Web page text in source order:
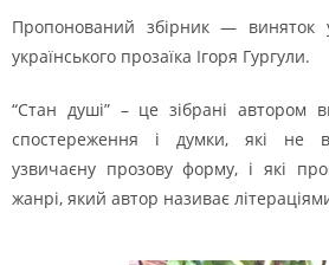
Пропонований збірник — виняток
українського прозаїка Ігоря Гургули.
“Стан душі” – це зібрані автором
спостереження і думки, які не
узвичаєну прозову форму, і які
жанрі, який автор називає